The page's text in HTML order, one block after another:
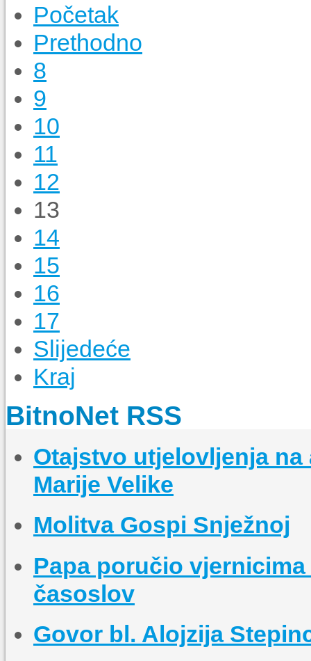
Početak
Prethodno
8
9
10
11
12
13
14
15
16
17
Slijedeće
Kraj
BitnoNet RSS
Otajstvo utjelovljenja
Marije Velike
Molitva Gospi Snježnoj
Papa poručio
časoslov
Govor bl. Alojzija